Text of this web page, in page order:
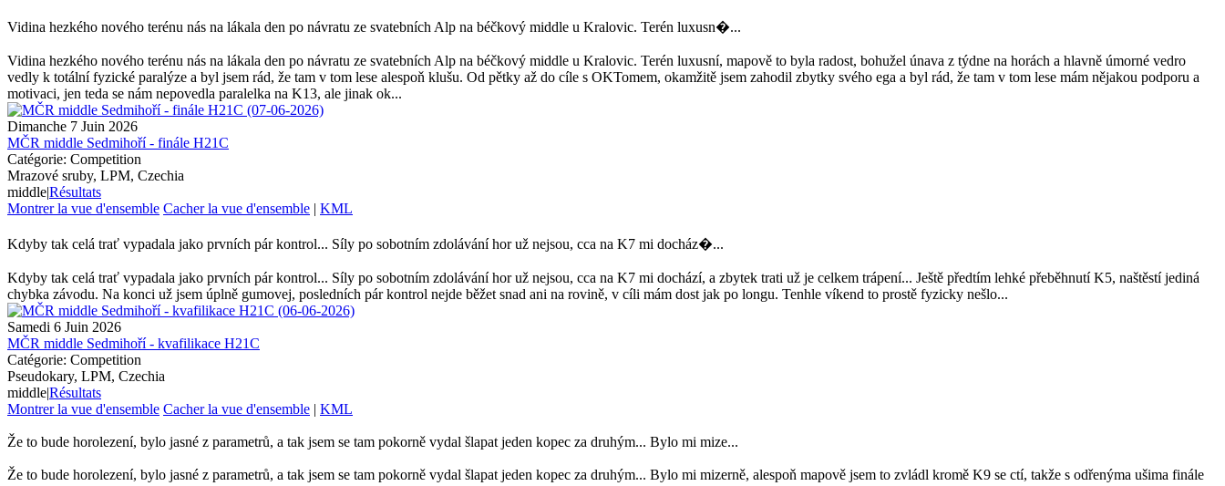
Vidina hezkého nového terénu nás na lákala den po návratu ze svatebních Alp na béčkový middle u Kralovic. Terén luxusn�...
Vidina hezkého nového terénu nás na lákala den po návratu ze svatebních Alp na béčkový middle u Kralovic. Terén luxusní, mapově to byla radost, bohužel únava z týdne na horách a hlavně úmorné vedro
vedly k totální fyzické paralýze a byl jsem rád, že tam v tom lese alespoň klušu. Od pětky až do cíle s OKTomem, okamžitě jsem zahodil zbytky svého ega a byl rád, že tam v tom lese mám nějakou podporu a
motivaci, jen teda se nám nepovedla paralelka na K13, ale jinak ok...
Dimanche 7 Juin 2026
MČR middle Sedmihoří - finále H21C
Catégorie: Competition
Mrazové sruby, LPM, Czechia
middle|Résultats
Montrer la vue d'ensemble Cacher la vue d'ensemble | KML
Kdyby tak celá trať vypadala jako prvních pár kontrol... Síly po sobotním zdolávání hor už nejsou, cca na K7 mi docház�...
Kdyby tak celá trať vypadala jako prvních pár kontrol... Síly po sobotním zdolávání hor už nejsou, cca na K7 mi dochází, a zbytek trati už je celkem trápení... Ještě předtím lehké přeběhnutí K5, naštěstí jediná
chybka závodu. Na konci už jsem úplně gumovej, posledních pár kontrol nejde běžet snad ani na rovině, v cíli mám dost jak po longu. Tenhle víkend to prostě fyzicky nešlo...
Samedi 6 Juin 2026
MČR middle Sedmihoří - kvafilikace H21C
Catégorie: Competition
Pseudokary, LPM, Czechia
middle|Résultats
Montrer la vue d'ensemble Cacher la vue d'ensemble | KML
Že to bude horolezení, bylo jasné z parametrů, a tak jsem se tam pokorně vydal šlapat jeden kopec za druhým... Bylo mi mize...
Že to bude horolezení, bylo jasné z parametrů, a tak jsem se tam pokorně vydal šlapat jeden kopec za druhým... Bylo mi mizerně, alespoň mapově jsem to zvládl kromě K9 se ctí, takže s odřenýma ušima finále